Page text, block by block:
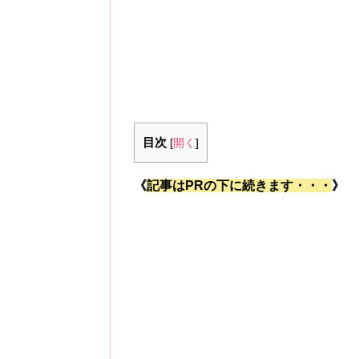
目次 [開く ]
《記事はPRの下に続きます・・・ 》